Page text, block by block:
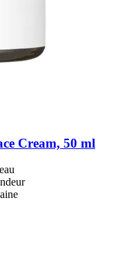
Cream, 50 ml